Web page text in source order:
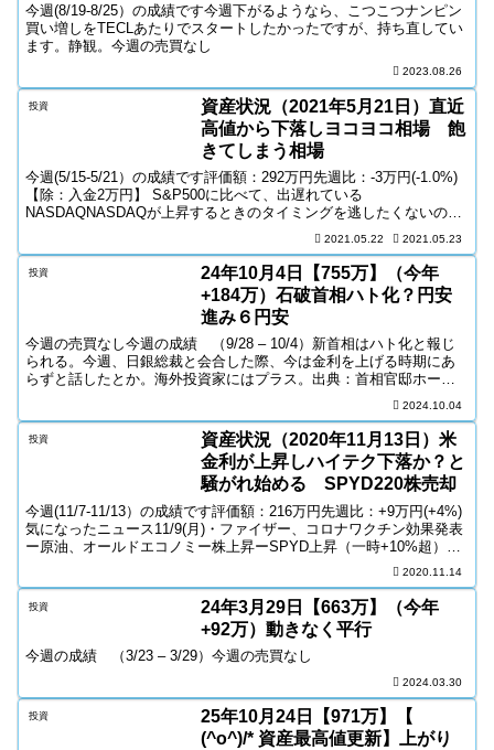
今週(8/19-8/25）の成績です今週下がるようなら、こつこつナンピン
買い増しをTECLあたりでスタートしたかったですが、持ち直してい
ます。静観。今週の売買なし
2023.08.26
投資
資産状況（2021年5月21日）直近
高値から下落しヨコヨコ相場 飽
きてしまう相場
今週(5/15-5/21）の成績です評価額：292万円先週比：-3万円(-1.0%)
【除：入金2万円】 S&P500に比べて、出遅れている
NASDAQNASDAQが上昇するときのタイミングを逃したくないの
2021.05.22 2021.05.23
投資
24年10月4日【755万】（今年
+184万）石破首相ハト化？円安
進み６円安
今週の売買なし今週の成績 （9/28 – 10/4）新首相はハト化と報じ
られる。今週、日銀総裁と会合した際、今は金利を上げる時期にあ
らずと話したとか。海外投資家にはプラス。出典：首相官邸ホーム
2024.10.04
投資
資産状況（2020年11月13日）米
金利が上昇しハイテク下落か？と
騒がれ始める SPYD220株売却
今週(11/7-11/13）の成績です評価額：216万円先週比：+9万円(+4%)
気になったニュース11/9(月)・ファイザー、コロナワクチン効果発表
ー原油、オールドエコノミー株上昇ーSPYD上昇（一時+10%超）
2020.11.14
投資
24年3月29日【663万】（今年
+92万）動きなく平行
今週の成績 （3/23 – 3/29）今週の売買なし
2024.03.30
投資
25年10月24日【971万】【
(^o^)/* 資産最高値更新】上がり